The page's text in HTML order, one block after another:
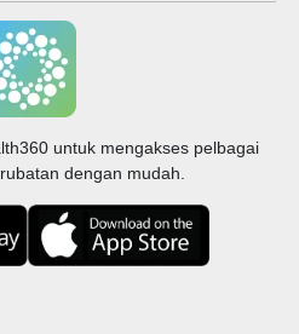
untuk mengakses pelbagai
dengan mudah.